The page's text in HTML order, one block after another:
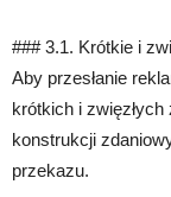
### 3.1. Krótkie i
Aby przesłanie
krótkich i
konstrukcji
przekazu.